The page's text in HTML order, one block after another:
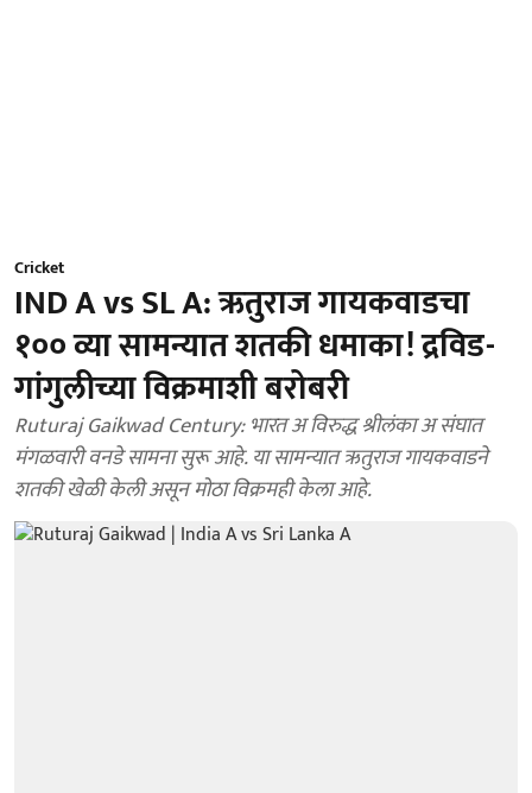
Cricket
IND A vs SL A: ऋतुराज गायकवाडचा
१०० व्या सामन्यात शतकी धमाका! द्रविड-
गांगुलीच्या विक्रमाशी बरोबरी
Ruturaj Gaikwad Century: भारत अ विरुद्ध श्रीलंका अ संघात
मंगळवारी वनडे सामना सुरू आहे. या सामन्यात ऋतुराज गायकवाडने
शतकी खेळी केली असून मोठा विक्रमही केला आहे.